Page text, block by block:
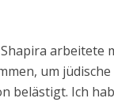
arbeitete
um
belästigt. Ich